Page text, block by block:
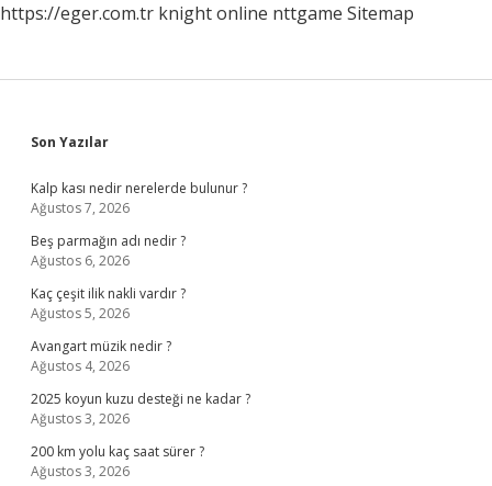
https://eger.com.tr knight online nttgame Sitemap
Sidebar
Son Yazılar
Kalp kası nedir nerelerde bulunur ?
Ağustos 7, 2026
Beş parmağın adı nedir ?
Ağustos 6, 2026
Kaç çeşit ilik nakli vardır ?
Ağustos 5, 2026
Avangart müzik nedir ?
Ağustos 4, 2026
2025 koyun kuzu desteği ne kadar ?
Ağustos 3, 2026
200 km yolu kaç saat sürer ?
Ağustos 3, 2026